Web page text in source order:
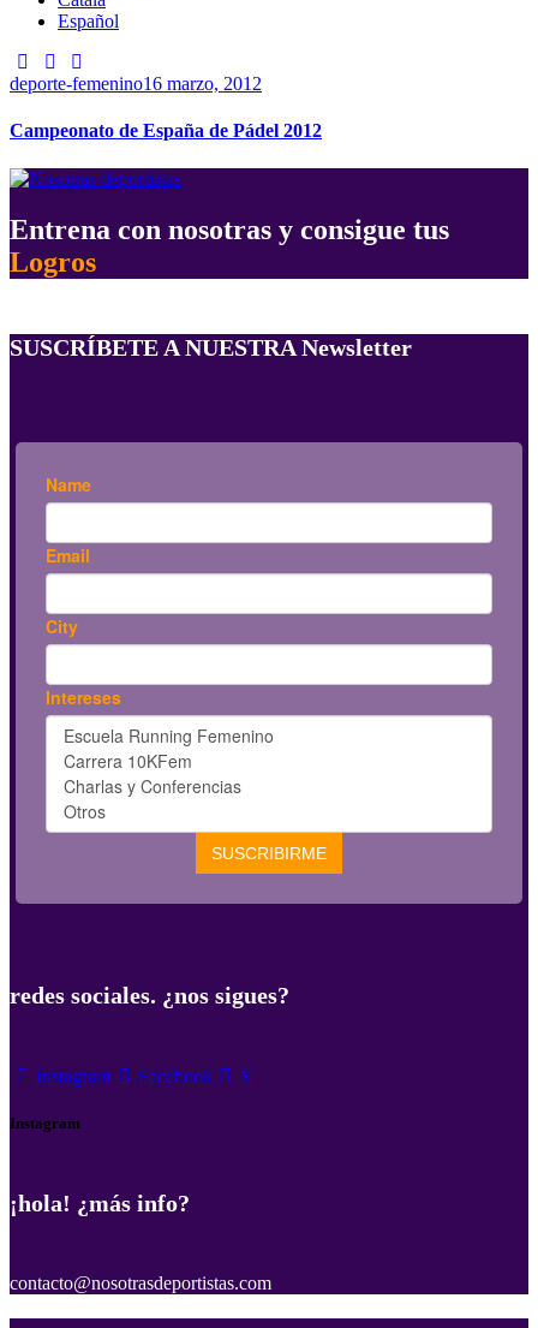
Español
deporte-femenino16 marzo, 2012
Campeonato de España de Pádel 2012
Entrena con nosotras y consigue tus
Logros
SUSCRÍBETE A NUESTRA Newsletter
redes sociales. ¿nos sigues?
Instagram Facebook X
Instagram
¡hola! ¿más info?
contacto@nosotrasdeportistas.com